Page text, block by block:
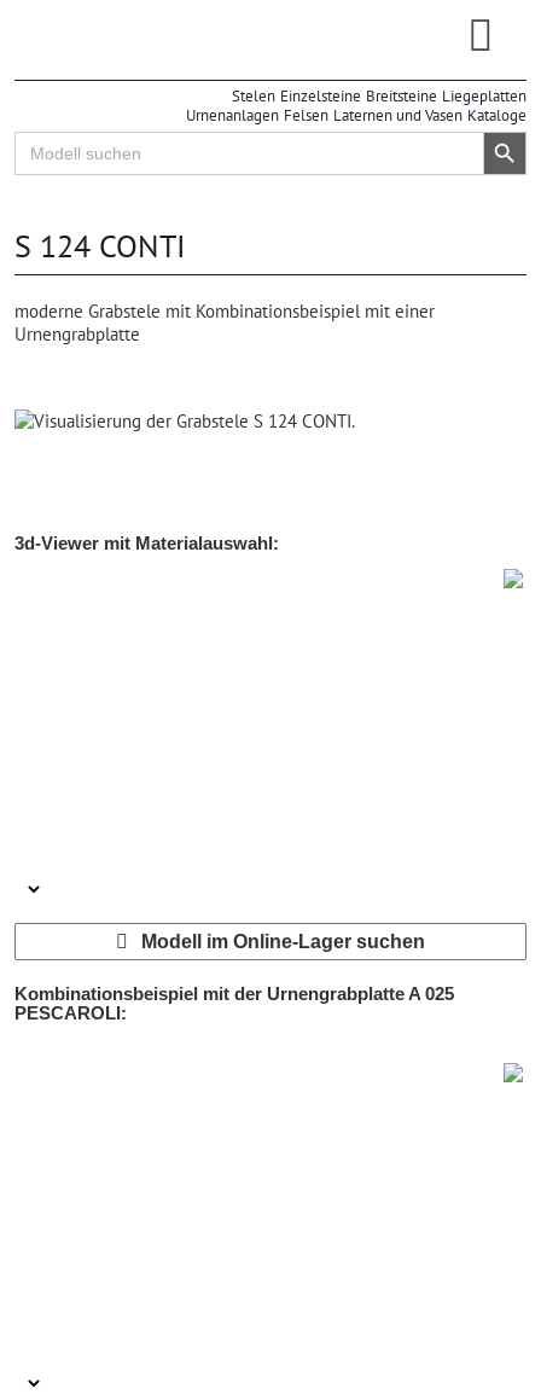
Stelen Einzelsteine Breitsteine Liegeplatten
Urnenanlagen Felsen Laternen und Vasen Kataloge
Search
for:
Search Button
S 124 CONTI
moderne Grabstele mit Kombinationsbeispiel mit einer
Urnengrabplatte
3d-Viewer mit Materialauswahl:
Modell im Online-Lager suchen
Kombinationsbeispiel mit der UrnengrabplatteA 025
PESCAROLI: